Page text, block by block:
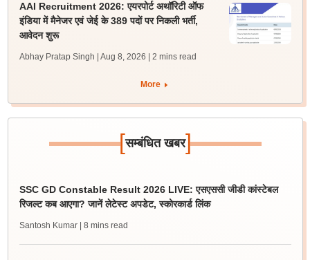
AAI Recruitment 2026: एयरपोर्ट अथॉरिटी ऑफ
इंडिया में मैनेजर एवं जेई के 389 पदों पर निकली भर्ती,
आवेदन शुरू
Abhay Pratap Singh | Aug 8, 2026 | 2 mins read
More
[सम्बंधित खबर]
SSC GD Constable Result 2026 LIVE: एसएससी जीडी कांस्टेबल
रिजल्ट कब आएगा? जानें लेटेस्ट अपडेट, स्कोरकार्ड लिंक
Santosh Kumar | 8 mins read